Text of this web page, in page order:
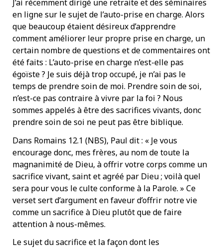
J’ai récemment dirigé une retraite et des séminaires
en ligne sur le sujet de l’auto-prise en charge. Alors
que beaucoup étaient désireux d’apprendre
comment améliorer leur propre prise en charge, un
certain nombre de questions et de commentaires ont
été faits : L’auto-prise en charge n’est-elle pas
égoïste ? Je suis déjà trop occupé, je n’ai pas le
temps de prendre soin de moi. Prendre soin de soi,
n’est-ce pas contraire à vivre par la foi ? Nous
sommes appelés à être des sacrifices vivants, donc
prendre soin de soi ne peut pas être biblique.
Dans Romains 12.1 (NBS), Paul dit : « Je vous
encourage donc, mes frères, au nom de toute la
magnanimité de Dieu, à offrir votre corps comme un
sacrifice vivant, saint et agréé par Dieu ; voilà quel
sera pour vous le culte conforme à la Parole. » Ce
verset sert d’argument en faveur d’offrir notre vie
comme un sacrifice à Dieu plutôt que de faire
attention à nous-mêmes.
Le sujet du sacrifice et la façon dont les